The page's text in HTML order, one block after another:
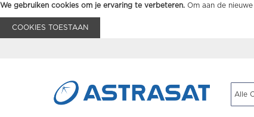
We gebruiken cookies om je ervaring te verbeteren. Om aan de
COOKIES TOESTAAN